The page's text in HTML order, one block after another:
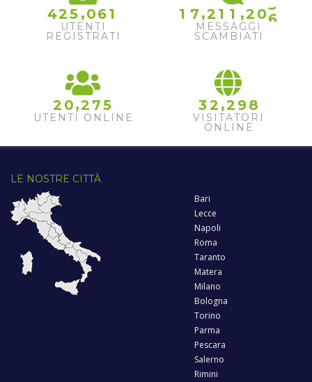
425 ,061
UTENTI
REGISTRATI
1 7 ,2 1 1 ,2 06
MESSAGGI
SCAMBIATI
2 0,2 75
UTENTI ONLINE
32 ,2 98
VISITATORI
ONLINE
LE NOSTRE CITTÀ
Bari
Lecce
Napoli
Roma
Taranto
Matera
Milano
Bologna
Torino
Parma
Pescara
Salerno
Rimini